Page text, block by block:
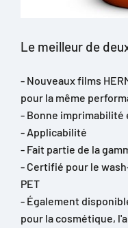
Le meilleur de
- Nouveaux films
pour la même
- Bonne imprimabilité
- Applicabilité
- Fait partie de la
- Certifié pour le
PET
- Également
pour la cosmétique,